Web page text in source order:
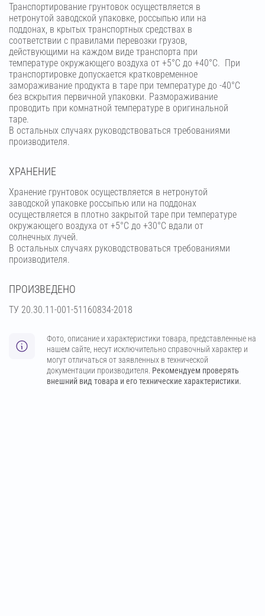
Транспортирование грунтовок осуществляется в
нетронутой заводской упаковке, россыпью или на
поддонах, в крытых транспортных средствах в
соответствии с правилами перевозки грузов,
действующими на каждом виде транспорта при
температуре окружающего воздуха от +5°С до +40°С. При
транспортировке допускается кратковременное
замораживание продукта в таре при температуре до -40°С
без вскрытия первичной упаковки. Размораживание
проводить при комнатной температуре в оригинальной
таре.
В остальных случаях руководствоваться требованиями
производителя.
ХРАНЕНИЕ
Хранение грунтовок осуществляется в нетронутой
заводской упаковке россыпью или на поддонах
осуществляется в плотно закрытой таре при температуре
окружающего воздуха от +5°С до +30°С вдали от
солнечных лучей.
В остальных случаях руководствоваться требованиями
производителя.
ПРОИЗВЕДЕНО
ТУ 20.30.11-001-51160834-2018
Фото, описание и характеристики товара, представленные на
нашем сайте, несут исключительно справочный характер и
могут отличаться от заявленных в технической
документации производителя. Рекомендуем проверять
внешний вид товара и его технические характеристики.